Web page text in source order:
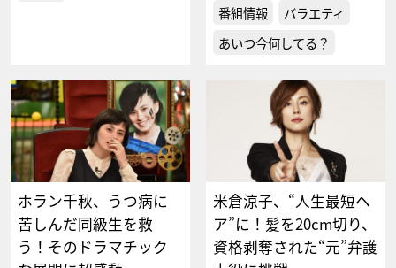
番組情報
バラエティ
あいつ今何してる？
ホラン千秋、うつ病に
苦しんだ同級生を救
う！そのドラマチック
米倉涼子、“人生最短ヘ
ア”に！髪を20cm切り、
資格剥奪された“元”弁護